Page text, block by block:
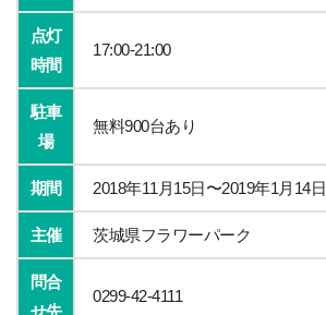
点灯
時間
17:00-21:00
駐車
場
無料900台あり
期間 2018年11月15日〜2019年1月14日
主催 茨城県フラワーパーク
問合
0299-42-4111